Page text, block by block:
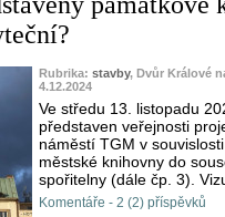
Rubrika: stavby, Dvůr Králové
4.12.2024
Ve středu 13. listopadu
představen veřejnosti
náměstí TGM v
městské knihovny do
spořitelny (dále čp. 3).
Komentáře - 2 (2) příspěvků